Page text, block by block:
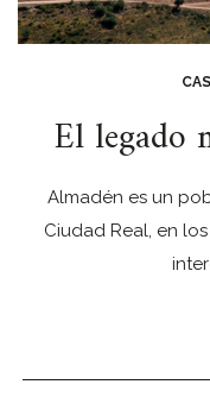
El legado
Almadén es un
Ciudad Real, en